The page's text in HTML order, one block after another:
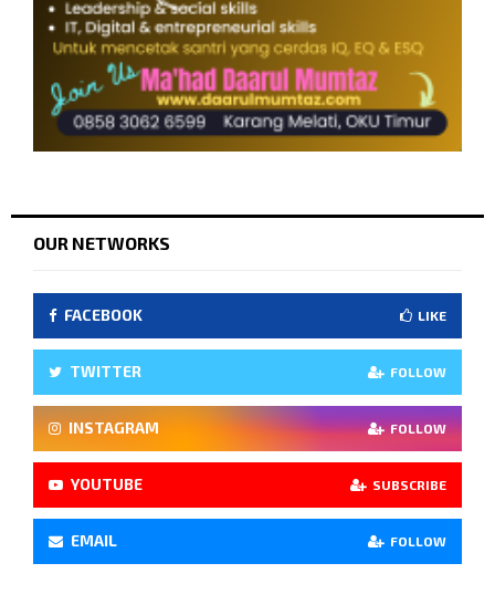
OUR NETWORKS
FACEBOOK LIKE
TWITTER FOLLOW
INSTAGRAM FOLLOW
YOUTUBE SUBSCRIBE
EMAIL FOLLOW